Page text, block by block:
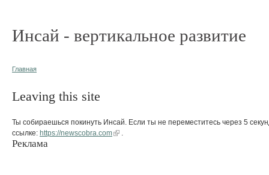
Инсай - вертикальное развитие
Главная
Leaving this site
Ты собираешься покинуть Инсай. Если ты не переместитесь через 5
ссылке: https://newscobra.com
Реклама